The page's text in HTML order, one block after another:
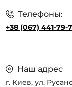
Телефоны:
+38 (067) 441-79-
Наш адрес
г. Киев, ул.